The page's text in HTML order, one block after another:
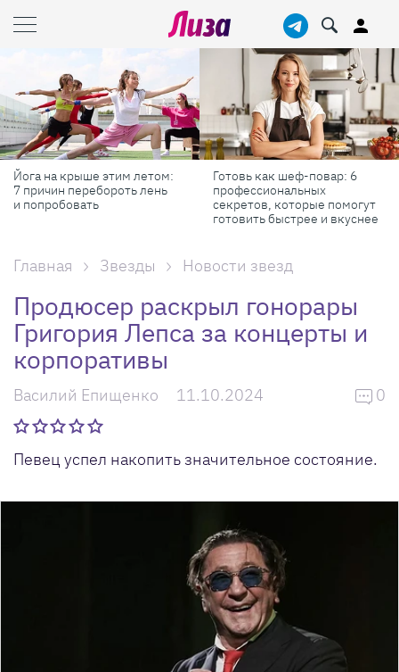
Йога на крыше этим летом:
7 причин перебороть лень
и попробовать
Готовь как шеф-повар: 6
профессиональных
секретов, которые помогут
готовить быстрее и вкуснее
Главная Звезды Новости звезд
Продюсер раскрыл гонорары
Григория Лепса за концерты и
корпоративы
Василий Епищенко 11.10.2024 0
Певец успел накопить значительное состояние.